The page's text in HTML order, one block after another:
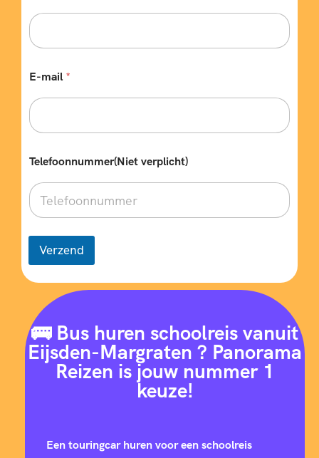
E-mail *
Telefoonnummer(Niet verplicht)
Verzend
🚌 Bus huren schoolreis vanuit
Eijsden-Margraten ? Panorama
Reizen is jouw nummer 1
keuze!
Een touringcar huren voor een schoolreis